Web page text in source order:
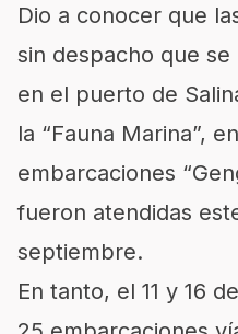
Dio a conocer que
sin despacho que
en el puerto de
la “Fauna Marina”,
embarcaciones
fueron atendidas
septiembre.
En tanto, el 11 y 16